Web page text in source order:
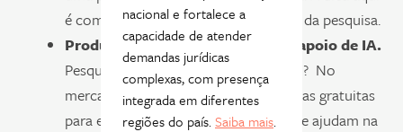
é começar pela conclusão/resultados da pesquisa.
Produção de apresentações com apoio de IA.
Pesquisa pronta, conteúdo elaborado? No
mercado já temos algumas ferramentas gratuitas
para elaboração de apresentações que ajudam na
nacional e fortalece a
capacidade de atender
demandas jurídicas
complexas, com presença
integrada em diferentes
regiões do país.Saiba mais.